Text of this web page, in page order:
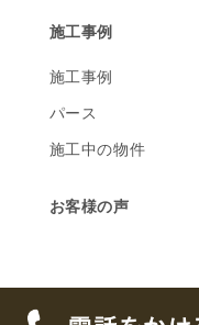
施工事例
施工事例
パース
施工中の物件
お客様の声